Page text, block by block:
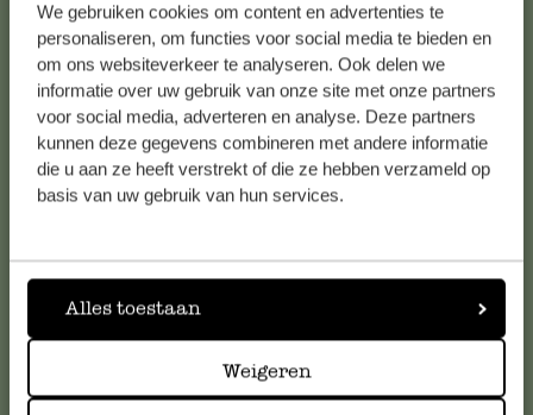
We gebruiken cookies om content en advertenties te
personaliseren, om functies voor social media te bieden en
om ons websiteverkeer te analyseren. Ook delen we
informatie over uw gebruik van onze site met onze partners
voor social media, adverteren en analyse. Deze partners
kunnen deze gegevens combineren met andere informatie
die u aan ze heeft verstrekt of die ze hebben verzameld op
basis van uw gebruik van hun services.
Alles toestaan
Weigeren
Klantenservice
Voor vragen, tips of hulp kun je contact opnemen met onze
klantenservice. Of bekijk hier het antwoord op de
klantenservice@dille-kamille.com